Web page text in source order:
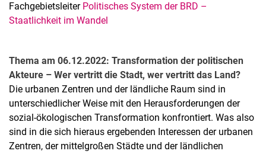
Fachgebietsleiter Politisches System der BRD –
Staatlichkeit im Wandel
Thema am 06.12.2022: Transformation der politischen
Akteure – Wer vertritt die Stadt, wer vertritt das Land?
Die urbanen Zentren und der ländliche Raum sind in
unterschiedlicher Weise mit den Herausforderungen der
sozial-ökologischen Transformation konfrontiert. Was also
sind in die sich hieraus ergebenden Interessen der urbanen
Zentren, der mittelgroßen Städte und der ländlichen